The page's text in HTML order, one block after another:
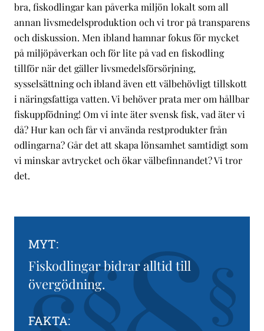
bra, fiskodlingar kan påverka miljön lokalt som all
annan livsmedelsproduktion och vi tror på transparens
och diskussion. Men ibland hamnar fokus för mycket
på miljöpåverkan och för lite på vad en fiskodling
tillför när det gäller livsmedelsförsörjning,
sysselsättning och ibland även ett välbehövligt tillskott
i näringsfattiga vatten. Vi behöver prata mer om hållbar
fiskuppfödning! Om vi inte äter svensk fisk, vad äter vi
då? Hur kan och får vi använda restprodukter från
odlingarna? Går det att skapa lönsamhet samtidigt som
vi minskar avtrycket och ökar välbefinnandet? Vi tror
det.
MYT:
Fiskodlingar bidrar alltid till
övergödning.
FAKTA: